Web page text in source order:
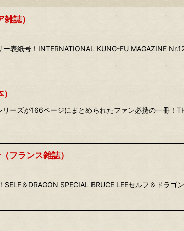
誌）
表紙号！INTERNATIONAL KUNG-FU MAGAZINE
ーズが166ページにまとめられたファン必携の一冊！
フランス雑誌）
＆DRAGON SPECIAL BRUCE LEEセルフ＆ドラゴ